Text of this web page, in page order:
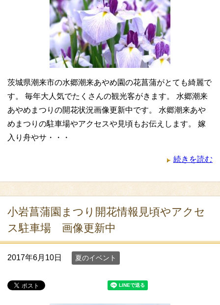
茨城県潮来市の水郷潮来あやめ園の花菖蒲がとても綺麗で
す。 毎年大人気でたくさんの観光客がきます。 水郷潮来
あやめまつりの開花状況画像更新中です。 水郷潮来あや
めまつりの駐車場やアクセスや見頃もお伝えします。 嫁
入り舟やサ・・・
続きを読む
小岩菖蒲園まつり開花情報見頃やアクセ
ス駐車場 画像更新中
2017年6月10日 夏のイベント